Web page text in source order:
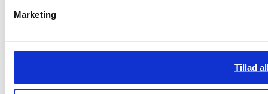
Marketing
Tillad